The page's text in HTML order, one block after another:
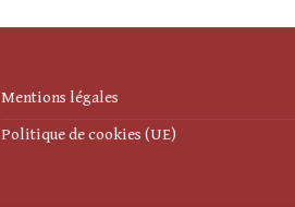
Mentions légales
Politique de cookies (UE)